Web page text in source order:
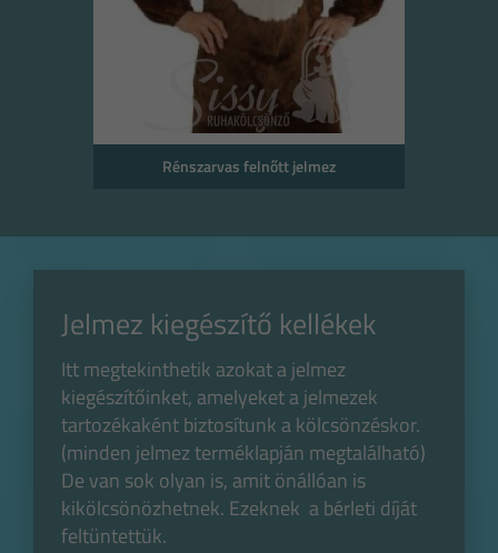
Rénszarvas felnőtt jelmez
Jelmez kiegészítő kellékek
Itt megtekinthetik azokat a jelmez
kiegészítőinket, amelyeket a jelmezek
tartozékaként biztosítunk a kölcsönzéskor.
(minden jelmez terméklapján megtalálható)
De van sok olyan is, amit önállóan is
kikölcsönözhetnek. Ezeknek a bérleti díját
feltüntettük.